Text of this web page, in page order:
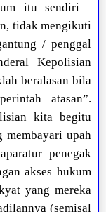
itu sendiri—
tidak mengikuti
/ penggal
Kepolisian
beralasan bila
atasan”.
kita begitu
membayari upah
penegak
akses hukum
yang mereka
(semisal